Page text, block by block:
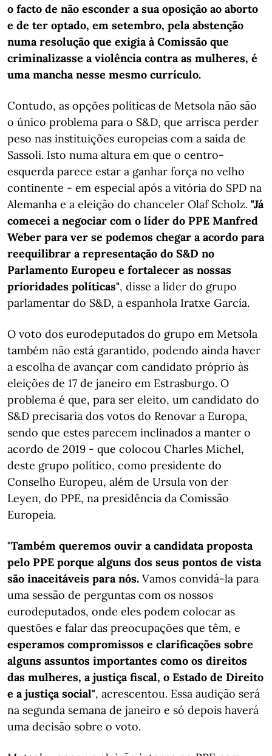
o facto de não esconder a sua oposição ao aborto
e de ter optado, em setembro, pela abstenção
numa resolução que exigia à Comissão que
criminalizasse a violência contra as mulheres, é
uma mancha nesse mesmo currículo.
Contudo, as opções políticas de Metsola não são
o único problema para o S&D, que arrisca perder
peso nas instituições europeias com a saída de
Sassoli. Isto numa altura em que o centro-
esquerda parece estar a ganhar força no velho
continente - em especial após a vitória do SPD na
Alemanha e a eleição do chanceler Olaf Scholz. "Já
comecei a negociar com o líder do PPE Manfred
Weber para ver se podemos chegar a acordo para
reequilibrar a representação do S&D no
Parlamento Europeu e fortalecer as nossas
prioridades políticas", disse a líder do grupo
parlamentar do S&D, a espanhola Iratxe García.
O voto dos eurodeputados do grupo em Metsola
também não está garantido, podendo ainda haver
a escolha de avançar com candidato próprio às
eleições de 17 de janeiro em Estrasburgo. O
problema é que, para ser eleito, um candidato do
S&D precisaria dos votos do Renovar a Europa,
sendo que estes parecem inclinados a manter o
acordo de 2019 - que colocou Charles Michel,
deste grupo político, como presidente do
Conselho Europeu, além de Ursula von der
Leyen, do PPE, na presidência da Comissão
Europeia.
"Também queremos ouvir a candidata proposta
pelo PPE porque alguns dos seus pontos de vista
são inaceitáveis para nós. Vamos convidá-la para
uma sessão de perguntas com os nossos
eurodeputados, onde eles podem colocar as
questões e falar das preocupações que têm, e
esperamos compromissos e clarificações sobre
alguns assuntos importantes como os direitos
das mulheres, a justiça fiscal, o Estado de Direito
e a justiça social", acrescentou. Essa audição será
na segunda semana de janeiro e só depois haverá
uma decisão sobre o voto.